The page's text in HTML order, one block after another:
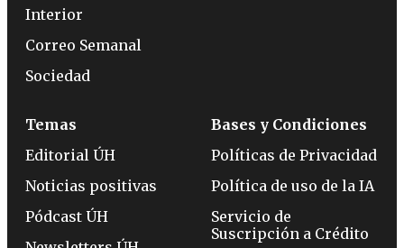
Interior
Correo Semanal
Sociedad
Temas
Editorial ÚH
Noticias positivas
Pódcast ÚH
Bases y Condiciones
Políticas de Privacidad
Política de uso de la IA
Servicio de
Suscripción a Crédito